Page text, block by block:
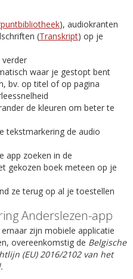
), audiokranten
(Transkript) op je
waar je gestopt bent
bv. op titel of op pagina
de kleuren om beter te
tekstmarkering de audio
app zoeken in de
gekozen boek meteen op je
ze terug op al je toestellen
Anderslezen-app
zijn mobiele applicatie
overeenkomstig de Belgische
(EU) 2016/2102 van het